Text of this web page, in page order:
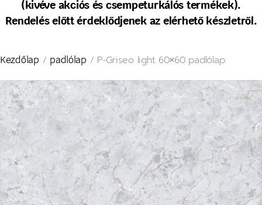
(kivéve akciós és csempeturkálós termékek).
Rendelés előtt érdeklődjenek az elérhető készletről.
Kezdőlap / padlólap / P-Griseo light 60×60 padlólap